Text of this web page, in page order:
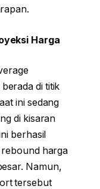
Harga
di titik
ini sedang
di kisaran
berhasil
harga
Namun,
tersebut